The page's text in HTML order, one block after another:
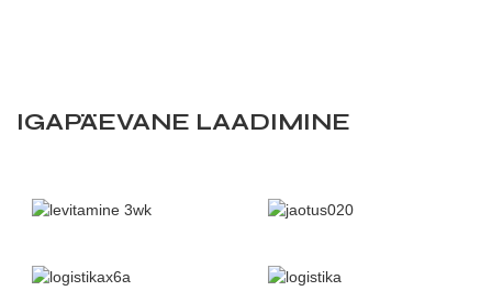
IGAPÄEVANE LAADIMINE